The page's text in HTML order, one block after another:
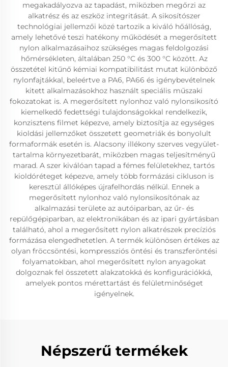
megakadályozva az tapadást, miközben megőrzi az
alkatrész és az eszköz integritását. A sikosítószer
technológiai jellemzői közé tartozik a kiváló hőállóság,
amely lehetővé teszi hatékony működését a megerősített
nylon alkalmazásaihoz szükséges magas feldolgozási
hőmérsékleten, általában 250 °C és 300 °C között. Az
összetétel kitűnő kémiai kompatibilitást mutat különböző
nylonfajtákkal, beleértve a PA6, PA66 és igénybevételnek
kitett alkalmazásokhoz használt speciális műszaki
fokozatokat is. A megerősített nylonhoz való nylonsikosító
kiemelkedő fedettségi tulajdonságokkal rendelkezik,
konzisztens filmet képezve, amely biztosítja az egységes
kioldási jellemzőket összetett geometriák és bonyolult
formaformák esetén is. Alacsony illékony szerves vegyület-
tartalma környezetbarát, miközben magas teljesítményű
marad. A szer kiválóan tapad a fémes felületekhez, tartós
kioldóréteget képezve, amely több formázási cikluson is
keresztül állóképes újrafelhordás nélkül. Ennek a
megerősített nylonhoz való nylonsikosítónak az
alkalmazási területe az autóiparban, az űr- és
repülőgépiparban, az elektronikában és az ipari gyártásban
található, ahol a megerősített nylon alkatrészek precíziós
formázása elengedhetetlen. A termék különösen értékes az
olyan fröccsöntési, kompressziós öntési és transzferöntési
folyamatokban, ahol megerősített nylon anyagokat
dolgoznak fel összetett alakzatokká és konfigurációkká,
amelyek pontos mérettartást és felületminőséget
igényelnek.
Népszerű termékek